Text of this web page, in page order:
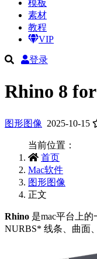
模板
素材
教程
VIP
登录
Rhino 8
图形图像 2025-10-15
当前位置：
首页
Mac软件
图形图像
正文
Rhino 是mac平台上
NURBS* 线条、曲面